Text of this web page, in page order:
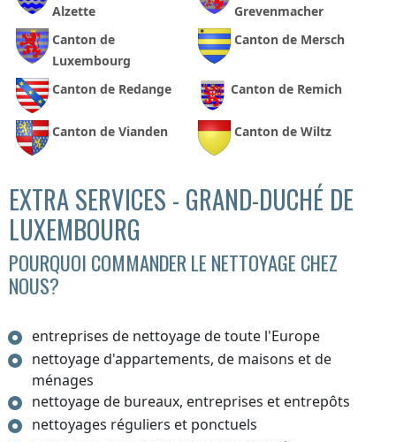
Alzette
Grevenmacher
Canton de
Luxembourg
Canton de Mersch
Canton de Redange Canton de Remich
Canton de Vianden Canton de Wiltz
EXTRA SERVICES - GRAND-DUCHÉ DE
LUXEMBOURG
POURQUOI COMMANDER LE NETTOYAGE CHEZ
NOUS?
entreprises de nettoyage de toute l'Europe
nettoyage d'appartements, de maisons et de
ménages
nettoyage de bureaux, entreprises et entrepôts
nettoyages réguliers et ponctuels